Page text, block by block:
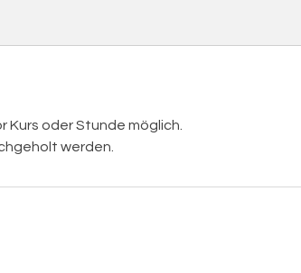
Kurs oder Stunde möglich.
werden.